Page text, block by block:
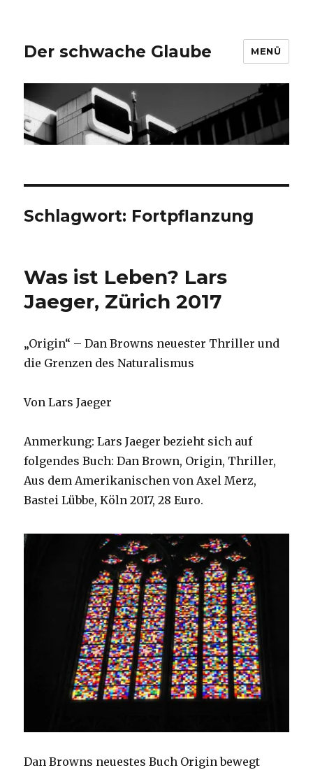
Der schwache Glaube MENÜ
Schlagwort: Fortpflanzung
Was ist Leben? Lars
Jaeger, Zürich 2017
„Origin“ – Dan Browns neuester Thriller und
die Grenzen des Naturalismus
Von Lars Jaeger
Anmerkung: Lars Jaeger bezieht sich auf
folgendes Buch: Dan Brown, Origin, Thriller,
Aus dem Amerikanischen von Axel Merz,
Bastei Lübbe, Köln 2017, 28 Euro.
Dan Browns neuestes Buch Origin bewegt